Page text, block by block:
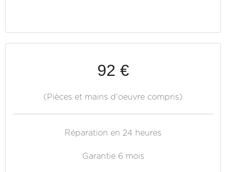
92 €
(Pièces et mains d'oeuvre compris)
Réparation en 24 heures
Garantie 6 mois